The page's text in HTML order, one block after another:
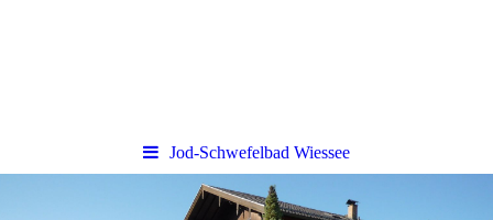
Jod-Schwefelbad Wiessee